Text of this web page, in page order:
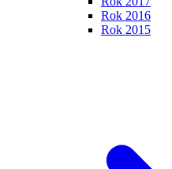
Rok 2016
Rok 2015